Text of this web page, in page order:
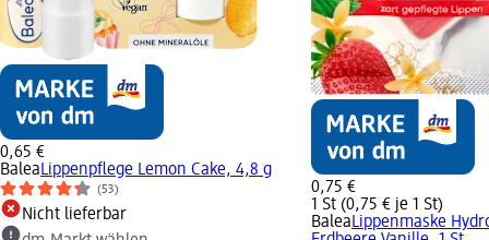
0,65 €
BaleaLippenpflege Lemon Cake, 4,8 g
(53)
Nicht lieferbar
0,75 €
1 St (0,75 € je 1 St)
BaleaLippenmaske